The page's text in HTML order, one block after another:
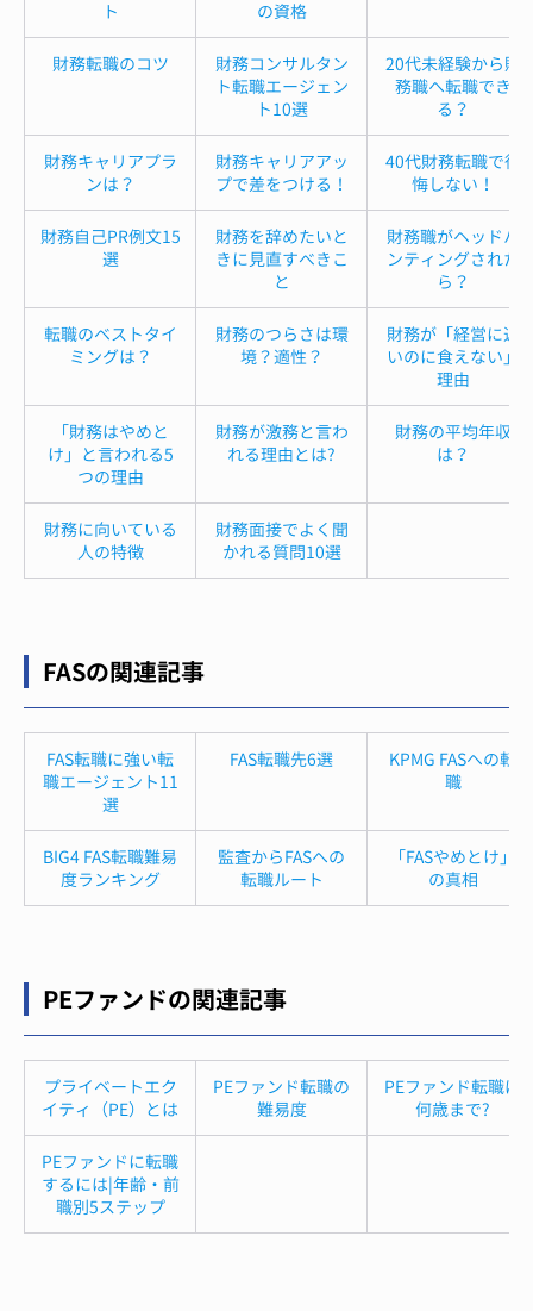
ト
の資格
財務転職のコツ
財務コンサルタン
ト転職エージェン
ト10選
20代未経験から財
務職へ転職でき
る？
財務キャリアプラ
ンは？
財務キャリアアッ
プで差をつける！
40代財務転職で後
悔しない！
財務自己PR例文15
選
財務を辞めたいと
きに見直すべきこ
と
財務職がヘッドハ
ンティングされた
ら？
転職のベストタイ
ミングは？
財務のつらさは環
境？適性？
財務が「経営に近
いのに食えない」
理由
「財務はやめと
け」と言われる5
つの理由
財務が激務と言わ
れる理由とは?
財務の平均年収
は？
財務に向いている
人の特徴
財務面接でよく聞
かれる質問10選
FASの関連記事
FAS転職に強い転
職エージェント11
選
FAS転職先6選
KPMG FASへの転
職
BIG4 FAS転職難易
度ランキング
監査からFASへの
転職ルート
「FASやめとけ」
の真相
PEファンドの関連記事
プライベートエク
イティ（PE）とは
PEファンド転職の
難易度
PEファンド転職は
何歳まで?
PEファンドに転職
するには|年齢・前
職別5ステップ